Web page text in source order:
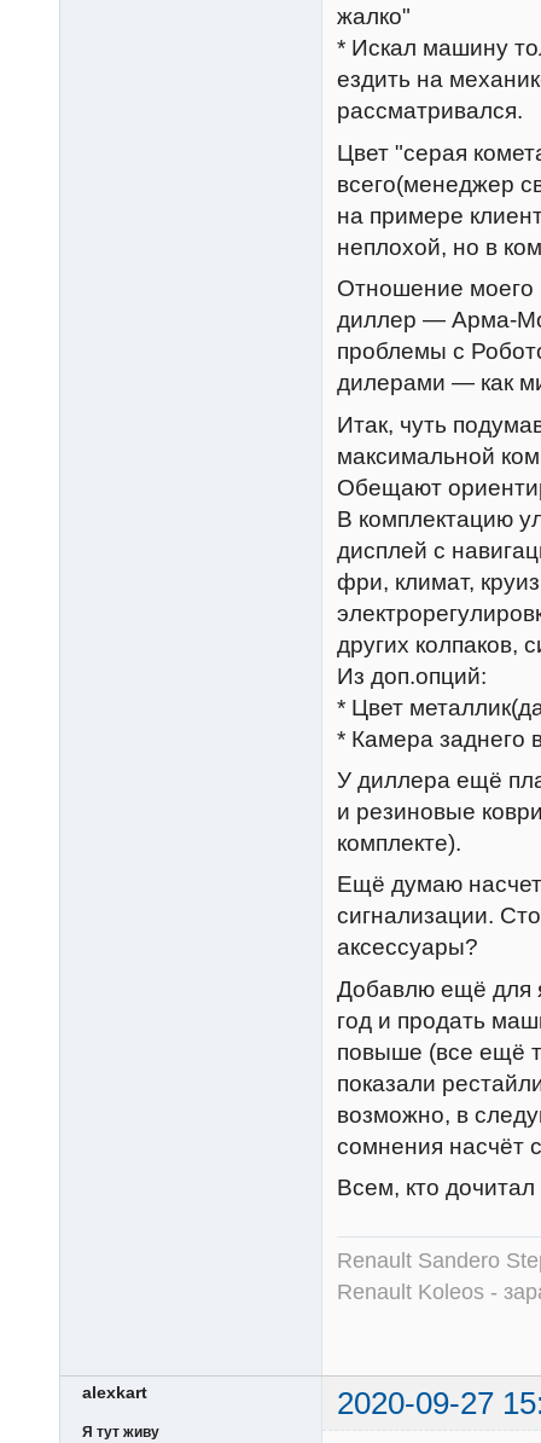
жалко"
* Искал машину
ездить на
рассматривался.
Цвет "серая
всего(менеджер
на примере
неплохой, но в
Отношение моего
диллер — Арма-
проблемы с
дилерами — как
Итак, чуть
максимальной
Обещают
В комплектацию
дисплей с
фри, климат,
других колпаков,
Из доп.опций:
* Цвет
* Камера заднего
У диллера ещё
и резиновые
комплекте).
Ещё думаю насчет
сигнализации.
аксессуары?
Добавлю ещё для
год и продать
повыше (все ещё
показали
возможно, в
сомнения насчёт
Всем, кто
Renault Sandero
Renault Koleos -
alexkart 2020-09-27
Я тут живу